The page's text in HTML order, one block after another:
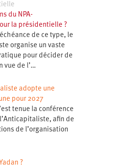
du NPA-
la présidentielle ?
de ce type, le
organise un vaste
pour décider de
vue de l’…
adopte une
pour 2027
tenue la conférence
afin de
de l’organisation
?